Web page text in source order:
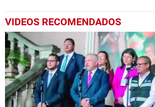
VIDEOS RECOMENDADOS